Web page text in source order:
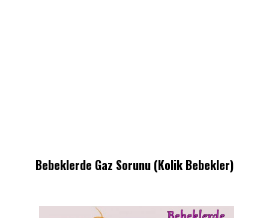
Bebeklerde Gaz Sorunu (Kolik Bebekler)